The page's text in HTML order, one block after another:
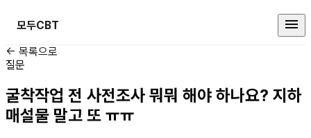
모두CBT
건설안전기사 커뮤니티
← 목록으로
질문
굴착작업 전 사전조사 뭐뭐 해야 하나요? 지하
매설물 말고 또 ㅠㅠ